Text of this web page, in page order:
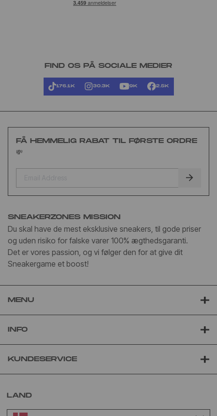
FIND OS PÅ SOCIALE MEDIER
176.1K 30.3K 9K 2.5K
FÅ HEMMELIG RABAT TIL FØRSTE ORDRE
💸
SNEAKERZONES MISSION
Du skal have de mest eksklusive sneakers, til gode priser
og uden risiko for falske varer 100% ægthedsgaranti.
Det er vores passion, og vi følger den for at give dit
Sneakergame et boost!
MENU
INFO
KUNDESERVICE
LAND